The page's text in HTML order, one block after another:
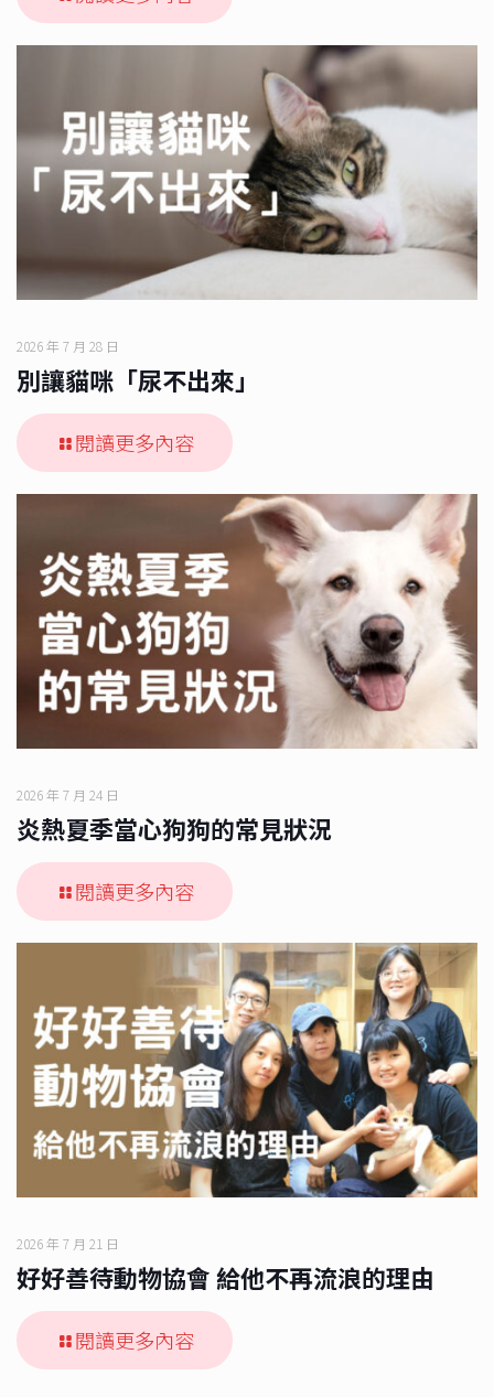
2026 年 7 月 28 日
別讓貓咪「尿不出來」
閱讀更多內容
2026 年 7 月 24 日
炎熱夏季當心狗狗的常見狀況
閱讀更多內容
2026 年 7 月 21 日
好好善待動物協會 給他不再流浪的理由
閱讀更多內容